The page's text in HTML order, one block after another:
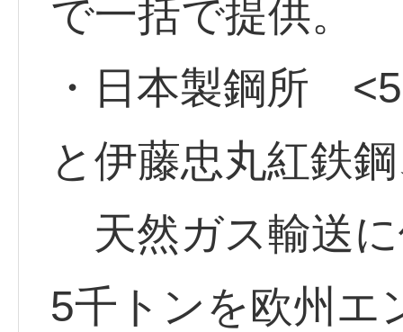
で一括で提供。
・日本製鋼所
と伊藤忠丸紅鉄
天然ガス輸送に
5千トンを欧州エ